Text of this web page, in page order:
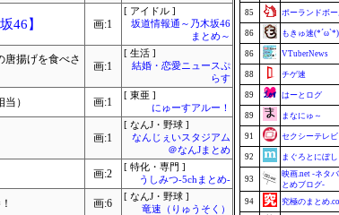
46】 画:1
[ アイドル ]
坂道情報通～乃木坂46
まとめ～
唐揚げを食べさ
画:1
[ 生活 ]
結婚・恋愛ニュースぷ
らす
） 画:1
[ 東亜 ]
にゅーすアルー！
画:1
[ なんJ・野球 ]
なんじぇいスタジアム
＠なんJまとめ
画:2
[ 特化・専門 ]
うしみつ-5chまとめ-
画:6
[ なんJ・野球 ]
竜速（りゅうそく）
85 ポーランドボー
86 もきゅ速
86 VTuberNews
88 チゲ速
89 はーとログ
89 まなにゅ～
91 セクシーテレビ
92 まぐろとにぼし
93
映画.net -ネタ
とめブログ-
94
究極のまとめ